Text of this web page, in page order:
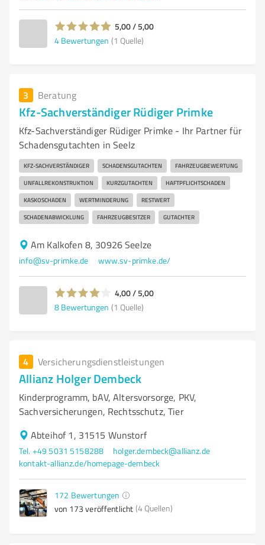
5,00 / 5,00
4 Bewertungen (1 Quelle)
3 Beratung
Kfz-Sachverständiger Rüdiger Primke
Kfz-Sachverständiger Rüdiger Primke - Ihr Partner für
Schadensgutachten in Seelz
KFZ-SACHVERSTÄNDIGER SCHADENSGUTACHTEN FAHRZEUGBEWERTUNG
UNFALLREKONSTRUKTION KURZGUTACHTEN HAFTPFLICHTSCHADEN
KASKOSCHADEN WERTMINDERUNG RESTWERT
SCHADENABWICKLUNG FAHRZEUGBESITZER GUTACHTER
Am Kalkofen 8, 30926 Seelze
info@sv-primke.de www.sv-primke.de/
4,00 / 5,00
8 Bewertungen (1 Quelle)
4 Versicherungsdienstleistungen
Allianz Holger Dembeck
Kinderprogramm, bAV, Altersvorsorge, PKV,
Sachversicherungen, Rechtsschutz, Tier
Abteihof 1, 31515 Wunstorf
Tel. +49 5031 5158288
holger.dembeck@allianz.de
kontakt-allianz.de/homepage-dembeck
172 Bewertungen
von 173 veröffentlicht (4 Quellen)